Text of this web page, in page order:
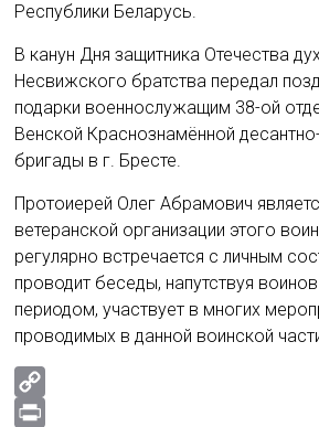
Республики Беларусь.
В канун Дня защитника Отечества
Несвижского братства передал
подарки военнослужащим 38-ой
Венской Краснознамённой
бригады в г. Бресте.
Протоиерей Олег Абрамович
ветеранской организации этого
регулярно встречается с личным
проводит беседы, напутствуя
периодом, участвует в многих
проводимых в данной воинской
C